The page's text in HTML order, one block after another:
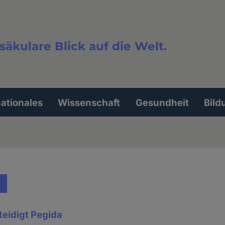
Blick auf die Welt.
Wissenschaft Gesundheit
Pegida